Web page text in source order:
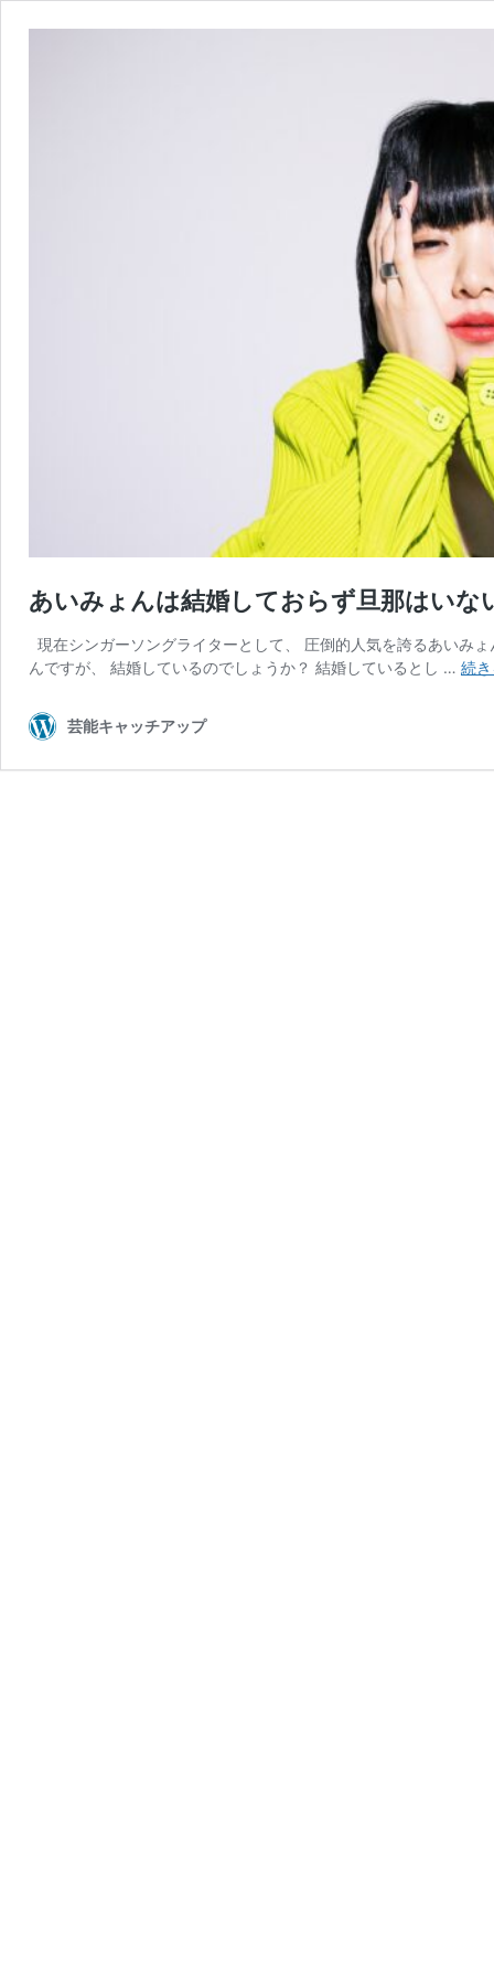
あいみょんは結婚しておらず旦那はいな
現在シンガーソングライターとして、 圧倒的人気を誇るあいみ
んですが、 結婚しているのでしょうか？ 結婚しているとし … 続
芸能キャッチアップ